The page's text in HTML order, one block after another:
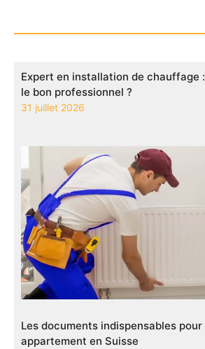
Expert en installation de chauffage
le bon professionnel ?
31 juillet 2026
Les documents indispensables pour
appartement en Suisse